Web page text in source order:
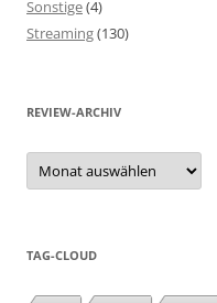
Sonstige(4)
Streaming(130)
REVIEW-ARCHIV
Review-
Archiv
TAG-CLOUD